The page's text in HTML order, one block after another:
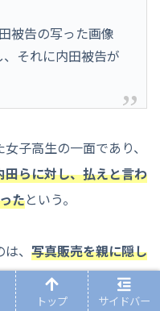
被告の写った画像
それに内田被告が
子高生の一面であり、
らに対し、払えと言わ
たという。
、 写真販売を親に隠し
トップ サイドバー